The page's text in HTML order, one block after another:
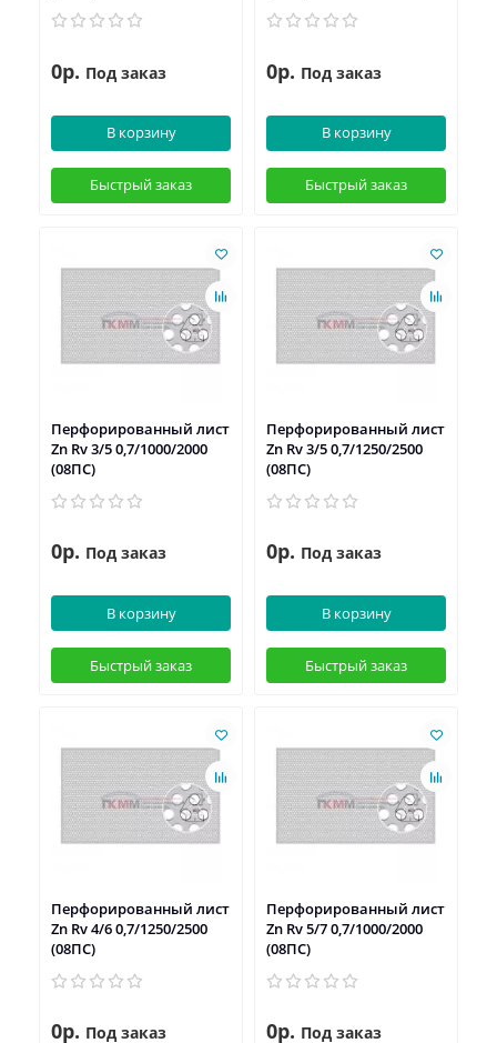
0р. Под заказ
В корзину
Быстрый заказ
0р. Под заказ
В корзину
Быстрый заказ
Перфорированный лист
Zn Rv 3/5 0,7/1000/2000
(08ПС)
0р. Под заказ
В корзину
Быстрый заказ
Перфорированный лист
Zn Rv 3/5 0,7/1250/2500
(08ПС)
0р. Под заказ
В корзину
Быстрый заказ
Перфорированный лист
Zn Rv 4/6 0,7/1250/2500
(08ПС)
0р. Под заказ
Перфорированный лист
Zn Rv 5/7 0,7/1000/2000
(08ПС)
0р. Под заказ